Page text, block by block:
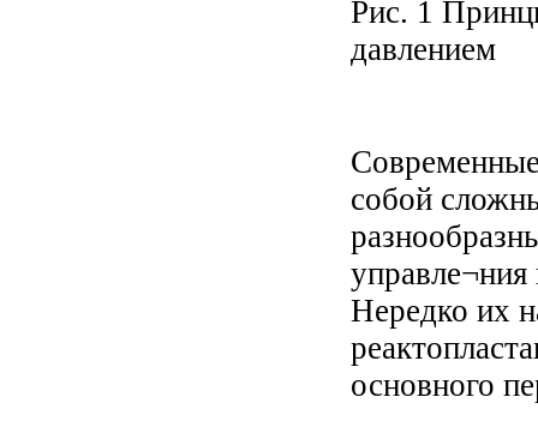
Рис. 1
давлением
собой
управле¬ния
Нередко их
основного